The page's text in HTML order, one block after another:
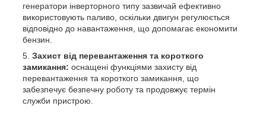
генератори інверторного типу зазвичай ефективно
використовують паливо, оскільки двигун регулюється
відповідно до навантаження, що допомагає економити
бензин.
Захист від перевантаження та короткого
замикання: оснащені функціями захисту від
перевантаження та короткого замикання, що
забезпечує безпечну роботу та продовжує термін
служби пристрою.